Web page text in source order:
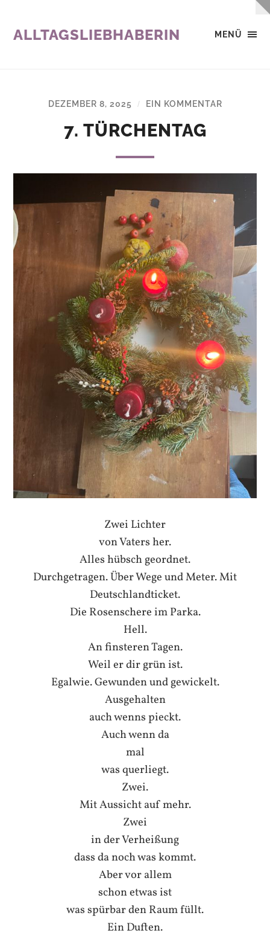
MENÜ
ALLTAGSLIEBHABERIN
DEZEMBER 8, 2025 / EIN KOMMENTAR
7. TÜRCHENTAG
Zwei Lichter
von Vaters her.
Alles hübsch geordnet.
Durchgetragen. Über Wege und Meter. Mit
Deutschlandticket.
Die Rosenschere im Parka.
Hell.
An finsteren Tagen.
Weil er dir grün ist.
Egalwie. Gewunden und gewickelt.
Ausgehalten
auch wenns pieckt.
Auch wenn da
mal
was querliegt.
Zwei.
Mit Aussicht auf mehr.
Zwei
in der Verheißung
dass da noch was kommt.
Aber vor allem
schon etwas ist
was spürbar den Raum füllt.
Ein Duften.